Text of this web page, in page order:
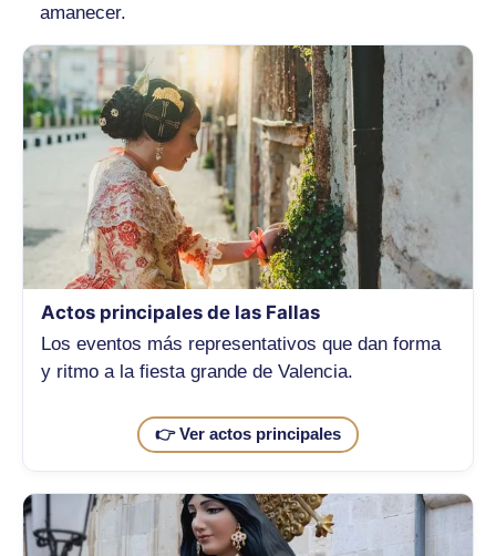
amanecer.
Actos principales de las Fallas
Los eventos más representativos que dan forma
y ritmo a la fiesta grande de Valencia.
👉 Ver actos principales